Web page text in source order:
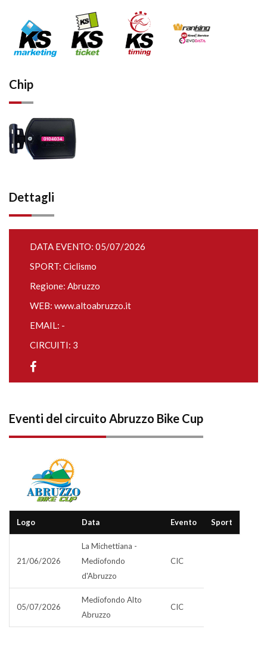
Chip
Dettagli
DATA EVENTO: 05/07/2026
SPORT: Ciclismo
Regione: Abruzzo
WEB: www.altoabruzzo.it
EMAIL: -
CIRCUITI: 3
Eventi del circuito Abruzzo Bike Cup
Logo Data Evento Sport
21/06/2026
La Michettiana -
Mediofondo
d'Abruzzo
CIC
05/07/2026
Mediofondo Alto
Abruzzo
CIC